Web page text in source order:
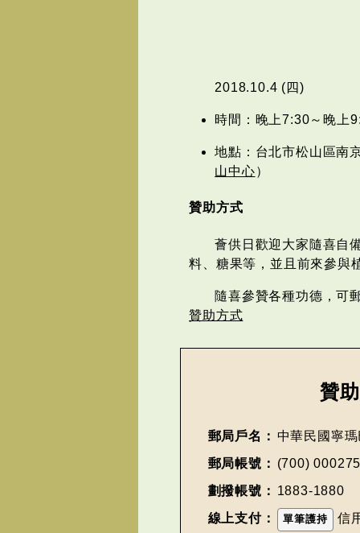
2018.10.4 (四)
時間：晚上7:30～晚上
地點：台北市松山區南
山中心）
贊助方式
薈供日歡迎大家隨喜自
料、糖果等，並且前來參與
隨喜參贊各種功德，可
贊助方式
贊
郵局戶名： 中華民國寧
郵局帳號： (700)
劃撥帳號： 1883-1880
線上支付：
單筆護持 信